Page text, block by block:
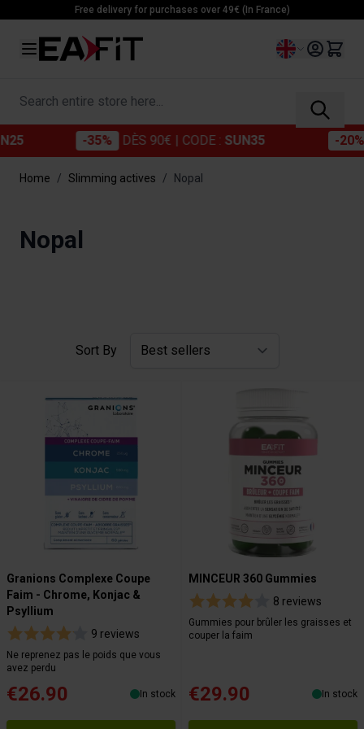
Skip to ContentFree delivery for purchases over 49€ (In France)
Language
Search entire store here...
DÈS 90€| CODE : SUN35 DÈS
Home / Slimming actives / Nopal
Nopal
Sort By
Granions Complexe Coupe
Faim - Chrome, Konjac &
Psyllium​
9 reviews
Ne reprenez pas le poids que vous
avez perdu
€26.90 In stock
MINCEUR 360 Gummies
8 reviews
Gummies pour brûler les graisses et
couper la faim
€29.90 In stock